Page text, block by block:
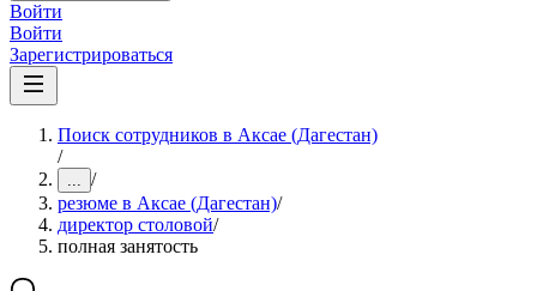
Войти
Войти
Зарегистрироваться
Поиск сотрудников в Аксае (Дагестан)
/
... /
резюме в Аксае (Дагестан)/
директор столовой/
полная занятость